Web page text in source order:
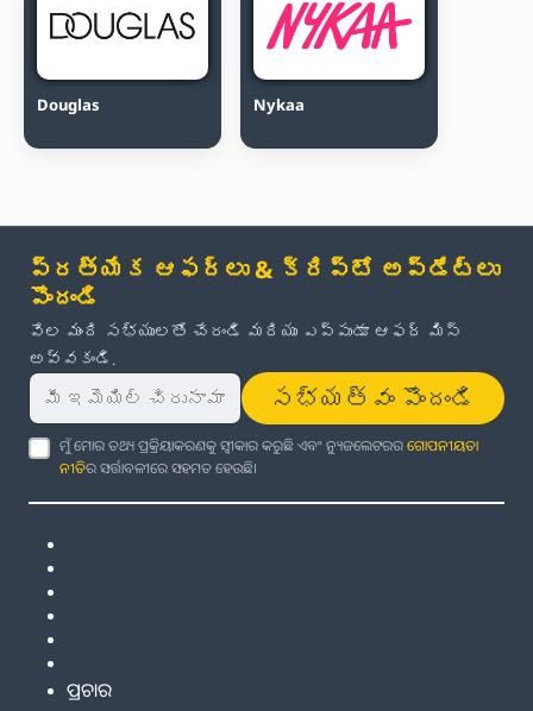
Douglas Nykaa
ప్రత్యేక ఆఫర్లు & క్రిప్టో అప్‌డేట్‌లు
పొందండి
వేల మంది సభ్యులతో చేరండి మరియు ఎప్పుడూ ఆఫర్ మిస్
అవ్వకండి.
సభ్యత్వం పొందండి
ମୁଁ ମୋର ତଥ୍ୟ ପ୍ରକ୍ରିୟାକରଣକୁ ସ୍ୱୀକାର କରୁଛି ଏବଂ ନ୍ୟୁଜଲେଟରରଗୋପନୀୟତା
ନୀତିର ସର୍ତ୍ତାବଳୀରେ ସହମତ ହେଉଛି।
ପ୍ରଚାର